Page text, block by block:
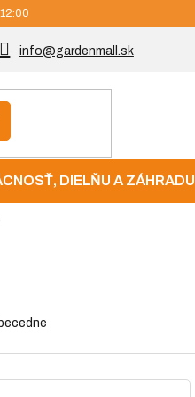
info@gardenmall.sk
DIELŇU A ZÁHRADU